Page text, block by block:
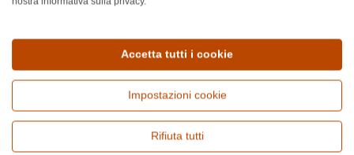
33% SCONTO
Accetta tutti i cookie
Impostazioni cookie
Rifiuta tutti